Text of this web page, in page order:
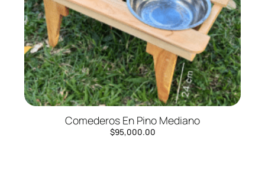
Comederos En Pino Mediano
$95,000.00